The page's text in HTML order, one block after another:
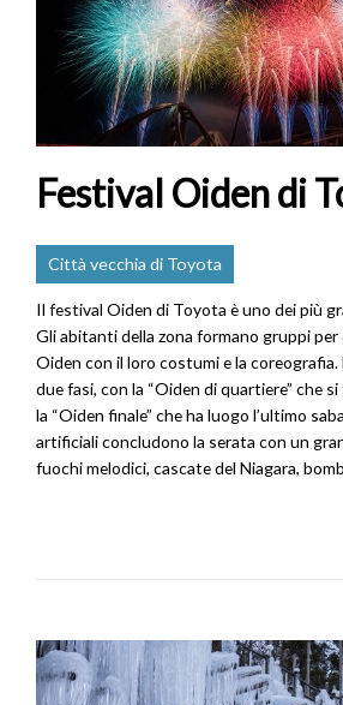
Festival Oiden di
Città vecchia di Toyota
Il festival Oiden di Toyota è uno dei più
Gli abitanti della zona formano gruppi per
Oiden con il loro costumi e la coreografia.
due fasi, con la “Oiden di quartiere” che
la “Oiden finale” che ha luogo l’ultimo
artificiali concludono la serata con un
fuochi melodici, cascate del Niagara,